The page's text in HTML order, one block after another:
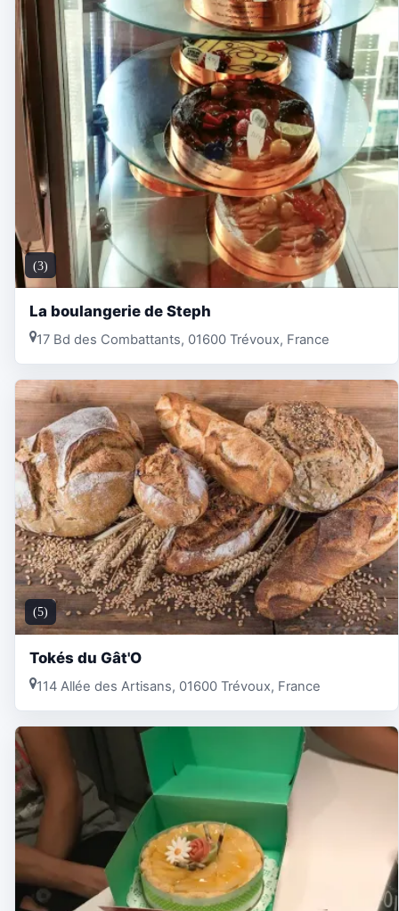
(3)
La boulangerie de Steph
17 Bd des Combattants, 01600 Trévoux, France
(5)
Tokés du Gât'O
114 Allée des Artisans, 01600 Trévoux, France